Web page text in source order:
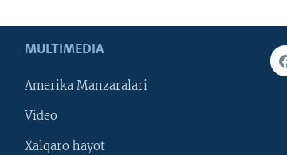
MULTIMEDIA
Amerika Manzaralari
Video
Xalqaro hayot